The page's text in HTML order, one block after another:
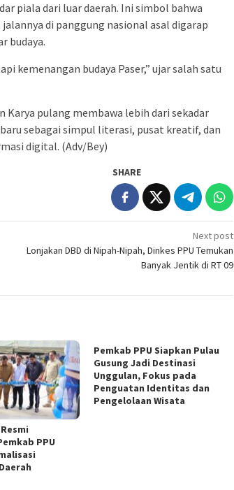
piala dari luar daerah. Ini simbol bahwa
di panggung nasional asal digarap
budaya.
kemenangan budaya Paser,” ujar salah satu
Karya pulang membawa lebih dari sekadar
sebagai simpul literasi, pusat kreatif, dan
digital. (Adv/Bey)
SHARE
Next post
Lonjakan DBD di Nipah-Nipah, Dinkes PPU Temukan
Banyak Jentik di RT 09
PPU
Pemkab PPU Siapkan Pulau
Gusung Jadi Destinasi
Unggulan, Fokus pada
Penguatan Identitas dan
Pengelolaan Wisata